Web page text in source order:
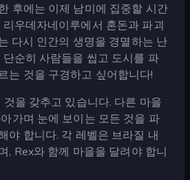
후에는 이제 남미에 집중할 시간
우데자네이루에서 혼돈과 파괴
다시 인간의 생명을 경멸하는 난
순히 사람들을 씹고 도시를 파
는 것을 구경하고 싶어합니다!
을 갖추고 있습니다. 다른 마을
가며 눈에 보이는 모든 것을 파
야 합니다. 각 레벨은 브라질 내
, Rex와 함께 마을을 달려야 합니